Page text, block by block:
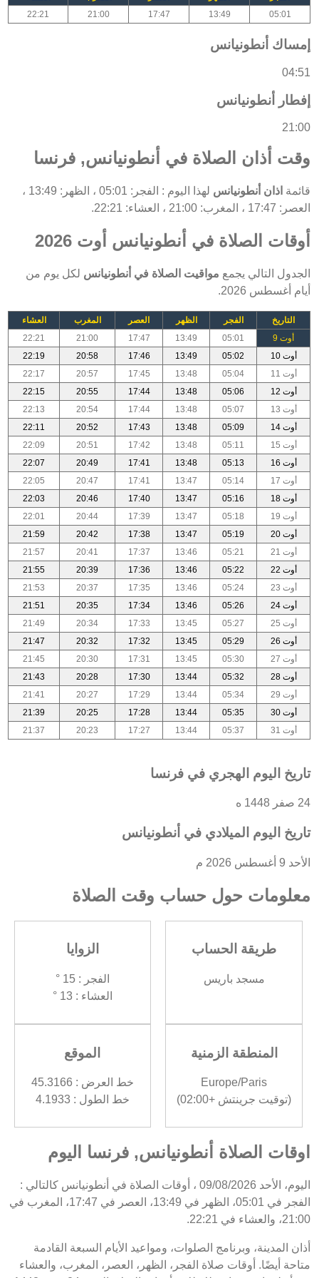
05:01
13:49
17:47
21:00
22:21
إمساك أنطونيانس
04:51
إفطار أنطونيانس
21:00
وقت أذان الصلاة في أنطونيانس, فرنسا
قائمة اذان أنطونيانس
لهذا اليوم : الفجر: 05:01 ، الظهر: 13:49 ،
العصر: 17:47 ، المغرب: 21:00 ، العشاء: 22:21.
أوقات الصلاة في أنطونيانس أوت 2026
الجدول التالي يجمع مواقيت الصلاة في أنطونيانس لكل يوم من
أيام أغسطس 2026.
التاريخ الفجر الظهر العصر المغرب
العشاء
أوت 9
05:01
13:49
17:47
21:00
22:21
أوت 10
05:02
13:49
17:46
20:58
22:19
أوت 11
05:04
13:48
17:45
20:57
22:17
أوت 12
05:06
13:48
17:44
20:55
22:15
أوت 13
05:07
13:48
17:44
20:54
22:13
أوت 14
05:09
13:48
17:43
20:52
22:11
أوت 15
05:11
13:48
17:42
20:51
22:09
أوت 16
05:13
13:48
17:41
20:49
22:07
أوت 17
05:14
13:47
17:41
20:47
22:05
أوت 18
05:16
13:47
17:40
20:46
22:03
أوت 19
05:18
13:47
17:39
20:44
22:01
أوت 20
05:19
13:47
17:38
20:42
21:59
أوت 21
05:21
13:46
17:37
20:41
21:57
أوت 22
05:22
13:46
17:36
20:39
21:55
أوت 23
05:24
13:46
17:35
20:37
21:53
أوت 24
05:26
13:46
17:34
20:35
21:51
أوت 25
05:27
13:45
17:33
20:34
21:49
أوت 26
05:29
13:45
17:32
20:32
21:47
أوت 27
05:30
13:45
17:31
20:30
21:45
أوت 28
05:32
13:44
17:30
20:28
21:43
أوت 29
05:34
13:44
17:29
20:27
21:41
أوت 30
05:35
13:44
17:28
20:25
21:39
أوت 31
05:37
13:44
17:27
20:23
21:37
تاريخ اليوم الهجري في فرنسا
24 صفر 1448 ه
تاريخ اليوم الميلادي في أنطونيانس
الأحد 9 أغسطس 2026 م
معلومات حول حساب وقت الصلاة
طريقة الحساب
مسجد باريس
الزوايا
الفجر : 15 °
العشاء : 13 °
المنطقة الزمنية
Europe/Paris
(توقيت جرينتش +02:00)
الموقع
خط العرض : 45.3166
خط الطول : 4.1933
اوقات الصلاة أنطونيانس, فرنسا اليوم
اليوم، الأحد 09/08/2026 ، أوقات الصلاة في أنطونيانس كالتالي :
الفجر في 05:01، الظهر في 13:49، العصر في 17:47، المغرب في
21:00، والعشاء في 22:21.
أذان المدينة، وبرنامج الصلوات، ومواعيد الأيام السبعة القادمة
متاحة أيضًا. أوقات صلاة الفجر، الظهر، العصر، المغرب، والعشاء